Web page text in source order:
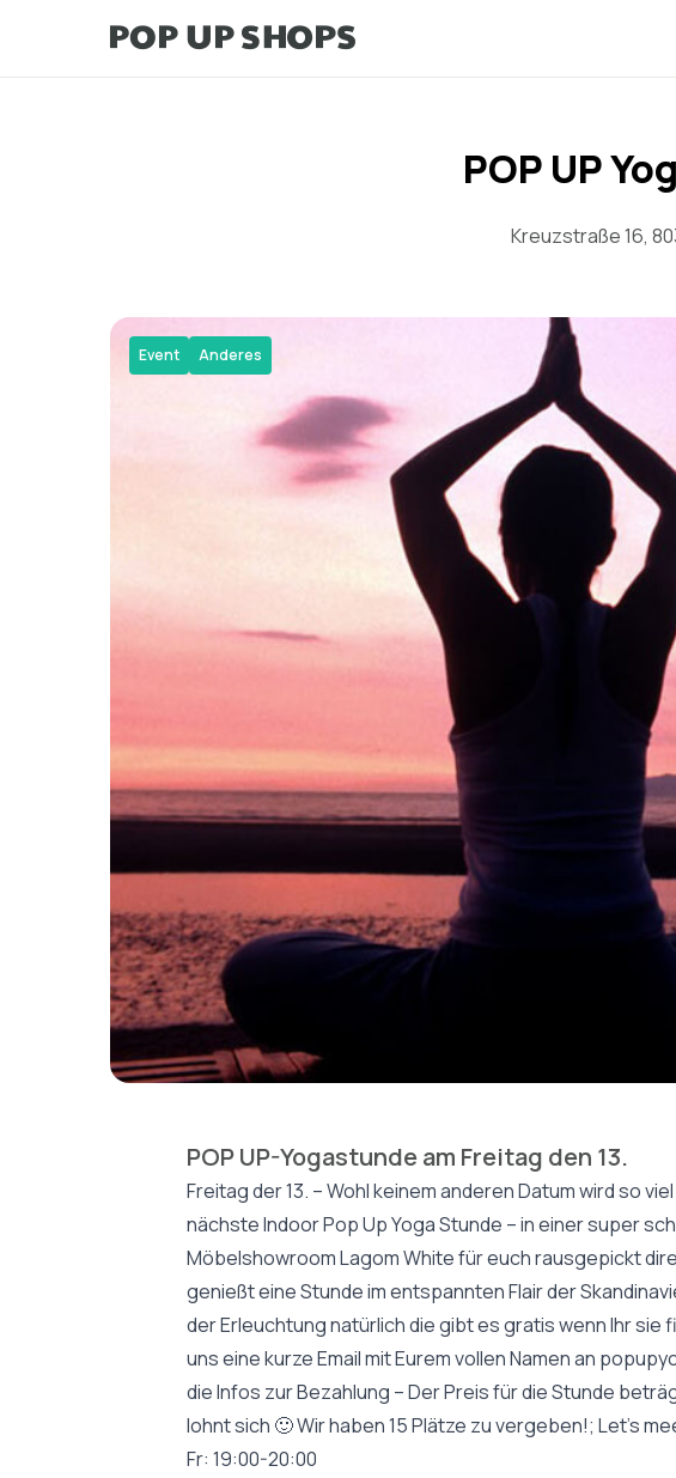
POP UP
Kreuzstraße 16,
Event Anderes
POP UP-Yogastunde am Freitag den 13.
Freitag der 13. – Wohl keinem anderen Datum wird so
nächste Indoor Pop Up Yoga Stunde – in einer super
Möbelshowroom Lagom White für euch rausgepickt
genießt eine Stunde im entspannten Flair der
der Erleuchtung natürlich die gibt es gratis wenn Ihr
uns eine kurze Email mit Eurem vollen Namen an
die Infos zur Bezahlung – Der Preis für die Stunde
lohnt sich 🙂 Wir haben 15 Plätze zu vergeben!; Let’s
Fr: 19:00-20:00